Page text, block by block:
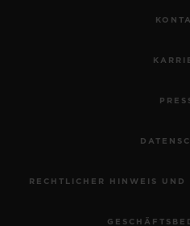
RECHTLICHER HINWEIS UND